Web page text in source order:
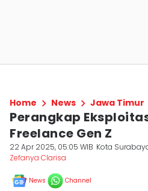
Home News Jawa Timur
Perangkap
Freelance Gen Z
22 Apr 2025, 05:05 WIB Kota
Zefanya Clarisa
News Channel